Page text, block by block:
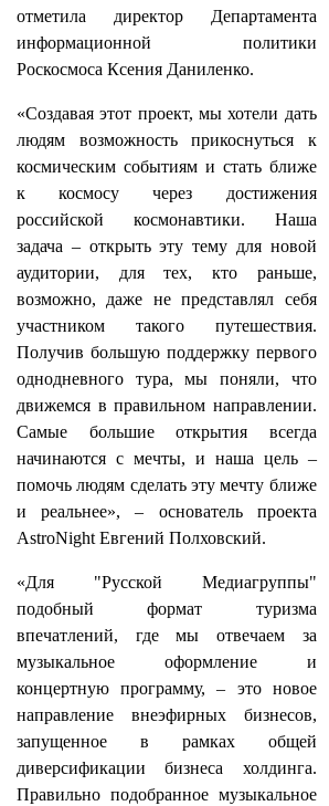
отметила директор Департамента
информационной политики
Роскосмоса Ксения Даниленко.
«Создавая этот проект, мы хотели дать
людям возможность прикоснуться к
космическим событиям и стать ближе
к космосу через достижения
российской космонавтики. Наша
задача – открыть эту тему для новой
аудитории, для тех, кто раньше,
возможно, даже не представлял себя
участником такого путешествия.
Получив большую поддержку первого
однодневного тура, мы поняли, что
движемся в правильном направлении.
Самые большие открытия всегда
начинаются с мечты, и наша цель –
помочь людям сделать эту мечту ближе
и реальнее», – основатель проекта
AstroNight Евгений Полховский.
«Для "Русской Медиагруппы"
подобный формат туризма
впечатлений, где мы отвечаем за
музыкальное оформление и
концертную программу, – это новое
направление внеэфирных бизнесов,
запущенное в рамках общей
диверсификации бизнеса холдинга.
Правильно подобранное музыкальное